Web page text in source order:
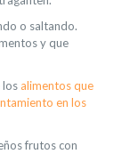
o saltando.
y que
los alimentos que
en los
frutos con